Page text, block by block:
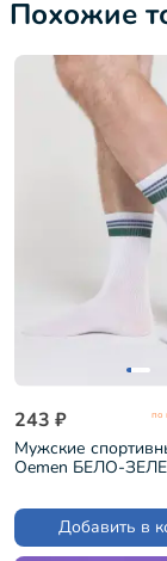
Похожие
243 ₽ по
Мужские
Oemen БЕЛО-
Добавить в